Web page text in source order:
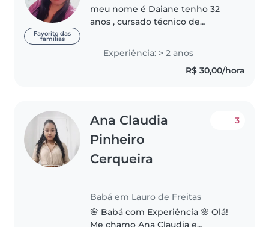
Favorito das
famílias
meu nome é Daiane tenho 32
anos , cursado técnico de
filhas , tenho experiência com
crianças,amo trabalhar como
babá,sou carinhosa,tenho
Experiência: > 2 anos
R$ 30,00/hora
Ana Claudia
Pinheiro
Cerqueira
Babá em Lauro de Freitas
3
🌸 Babá com Experiência 🌸 Olá!
Me chamo Ana Claudia e